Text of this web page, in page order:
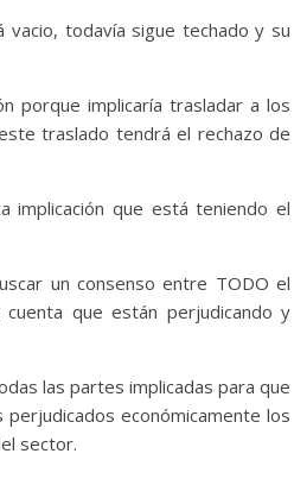
todavía sigue techado y su
porque implicaría trasladar a los
traslado tendrá el rechazo de
implicación que está teniendo el
un consenso entre TODO el
que están perjudicando y
las partes implicadas para que
económicamente los
sector.